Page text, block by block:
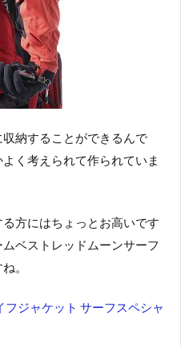
納することができるんで
く考えられて作られていま
方にはちょっとお高いです
ベストレッドムーンサーフ
。
ジャケット サーフスペシャ